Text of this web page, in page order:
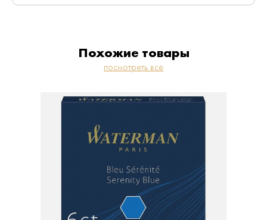
Похожие товары
посмотреть все